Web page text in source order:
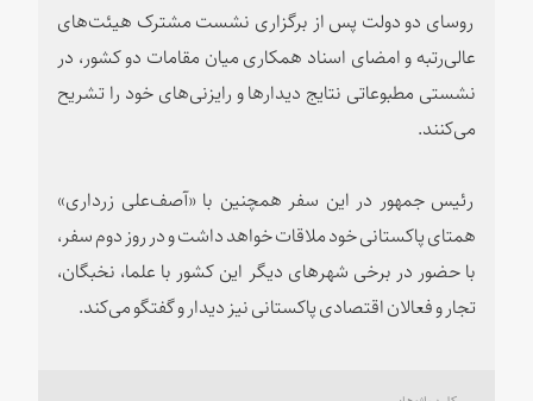
روسای دو دولت پس از برگزاری نشست مشترک هیئت‌های
عالی‌رتبه و امضای اسناد همکاری میان مقامات دو کشور، در
نشستی مطبوعاتی نتایج دیدارها و رایزنی‌های خود را تشریح
می‌کنند.
رئیس جمهور در این سفر همچنین با «آصف‌علی زرداری»
همتای پاکستانی خود ملاقات خواهد داشت و در روز دوم سفر،
با حضور در برخی شهرهای دیگر این کشور با علما، نخبگان،
تجار و فعالان اقتصادی پاکستانی نیز دیدار و گفتگو می‌کند.